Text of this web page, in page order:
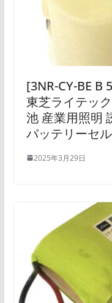
[3NR-CY-BE B
東芝ライテッ
池 産業用照明
バッテリーセ
2025年3月29日